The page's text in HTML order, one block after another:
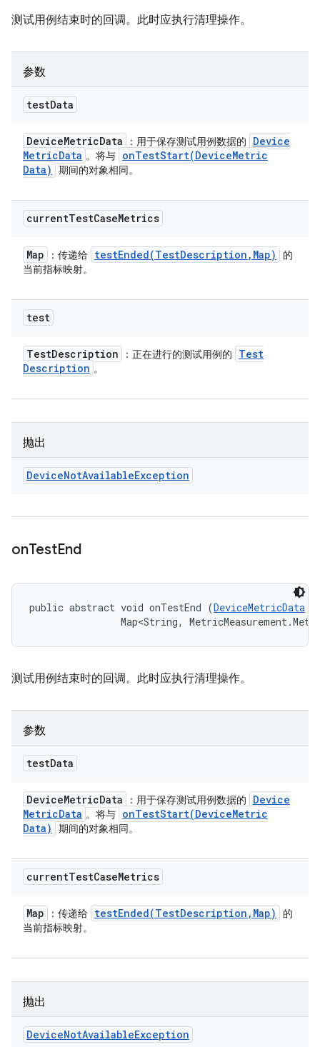
测试用例结束时的回调。此时应执行清理操作。
参数
testData
DeviceMetricData ：用于保存测试用例数据的
Device
MetricData 。将与 onTestStart(DeviceMetric
Data)
期间的对象相同。
currentTestCaseMetrics
Map ：传递给 testEnded(TestDescription , Map)
的
当前指标映射。
test
TestDescription ：正在进行的测试用例的
Test
Description 。
抛出
DeviceNotAvailableException
onTestEnd
public abstract void onTestEnd (DeviceMetricData
Map<String,
测试用例结束时的回调。此时应执行清理操作。
参数
testData
DeviceMetricData ：用于保存测试用例数据的
Device
MetricData 。将与 onTestStart(DeviceMetric
Data)
期间的对象相同。
currentTestCaseMetrics
Map ：传递给 testEnded(TestDescription , Map)
的
当前指标映射。
抛出
DeviceNotAvailableException